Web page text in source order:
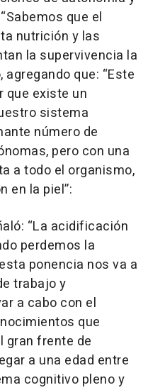
que el
nutrición y las
la supervivencia la
que: “Este
que existe un
sistema
número de
pero con una
a todo el organismo,
en la piel”:
“La acidificación
perdemos la
ponencia nos va a
trabajo y
a cabo con el
que
gran frente de
a una edad entre
cognitivo pleno y